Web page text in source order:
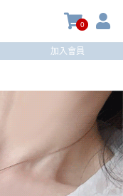
0
加入會員